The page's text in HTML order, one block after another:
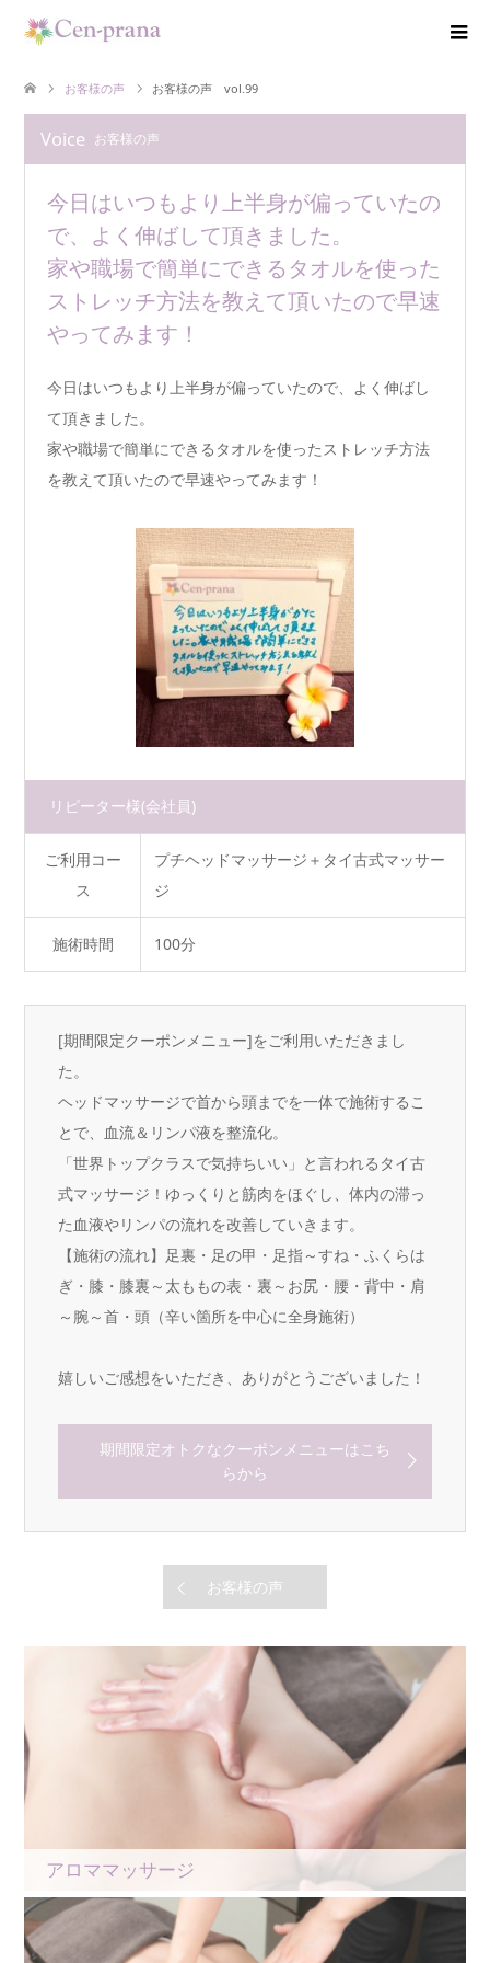
お客様の声 お客様の声 vol.99
Voice お客様の声
今日はいつもより上半身が偏っていたの
で、よく伸ばして頂きました。
家や職場で簡単にできるタオルを使った
ストレッチ方法を教えて頂いたので早速
やってみます！
今日はいつもより上半身が偏っていたので、よく伸ばし
て頂きました。
家や職場で簡単にできるタオルを使ったストレッチ方法
を教えて頂いたので早速やってみます！
リピーター様(会社員)
ご利用コー
ス
プチヘッドマッサージ＋タイ古式マッサー
ジ
施術時間 100分
[期間限定クーポンメニュー]をご利用いただきまし
た。
ヘッドマッサージで首から頭までを一体で施術するこ
とで、血流＆リンパ液を整流化。
「世界トップクラスで気持ちいい」と言われるタイ古
式マッサージ！ゆっくりと筋肉をほぐし、体内の滞っ
た血液やリンパの流れを改善していきます。
【施術の流れ】足裏・足の甲・足指～すね・ふくらは
ぎ・膝・膝裏～太ももの表・裏～お尻・腰・背中・肩
～腕～首・頭（辛い箇所を中心に全身施術）
嬉しいご感想をいただき、ありがとうございました！
期間限定オトクなクーポンメニューはこち
らから
お客様の声
アロママッサージ